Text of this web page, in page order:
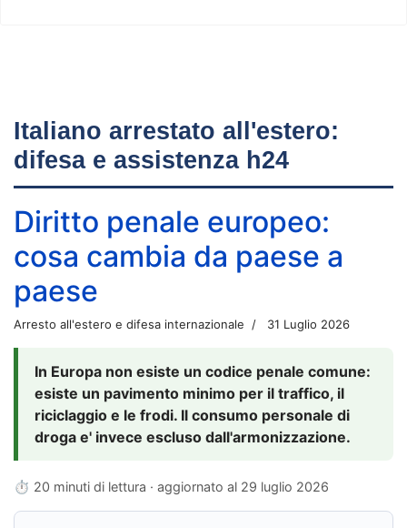
Italiano arrestato all'estero:
difesa e assistenza h24
Diritto penale europeo:
cosa cambia da paese a
paese
Arresto all'estero e difesa internazionale 31 Luglio 2026
In Europa non esiste un codice penale comune:
esiste un pavimento minimo per il traffico, il
riciclaggio e le frodi. Il consumo personale di
droga e' invece escluso dall'armonizzazione.
⏱ 20 minuti di lettura · aggiornato al 29 luglio 2026